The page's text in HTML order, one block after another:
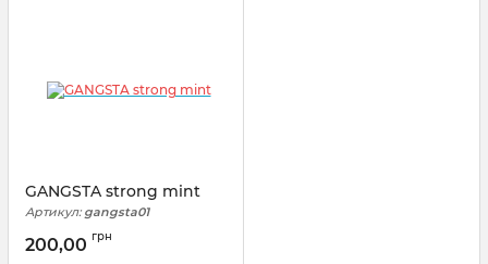
GANGSTA strong mint
Артикул:gangsta01
200,00 грн